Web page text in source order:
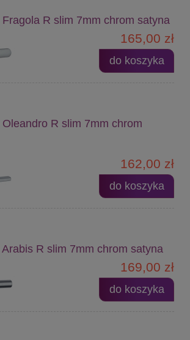
R slim 7mm chrom satyna
165,00 zł
do koszyka
R slim 7mm chrom
162,00 zł
do koszyka
R slim 7mm chrom satyna
169,00 zł
do koszyka